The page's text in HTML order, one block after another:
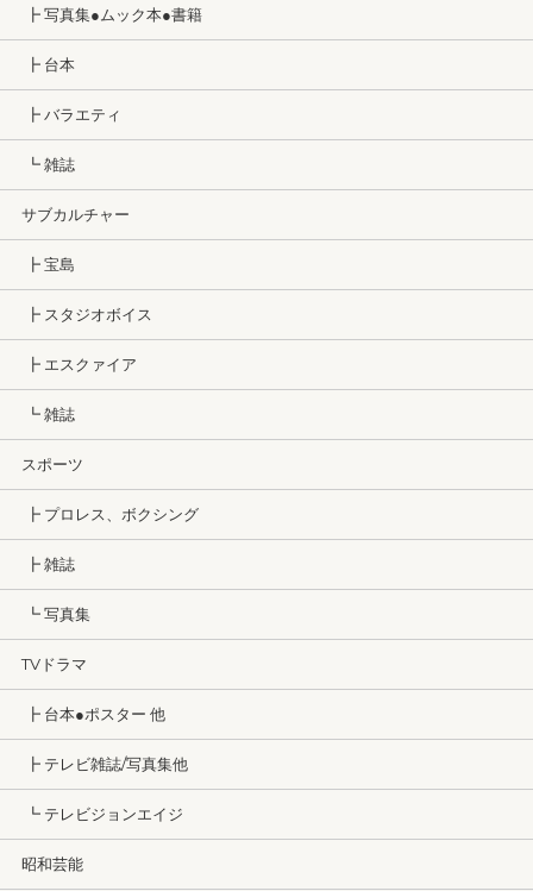
┣ 写真集●ムック本●書籍
┣ 台本
┣ バラエティ
┗ 雑誌
サブカルチャー
┣ 宝島
┣ スタジオボイス
┣ エスクァイア
┗ 雑誌
スポーツ
┣ プロレス、ボクシング
┣ 雑誌
┗ 写真集
TVドラマ
┣ 台本●ポスター 他
┣ テレビ雑誌/写真集他
┗ テレビジョンエイジ
昭和芸能